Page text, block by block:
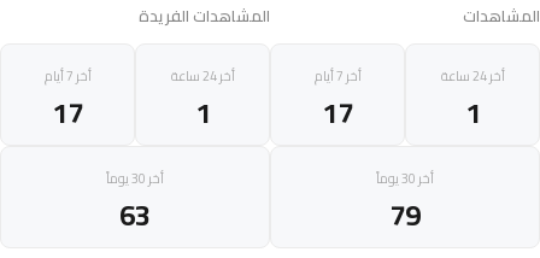
المشاهدات
أخر 24 ساعة
1
أخر 7 أيام
17
أخر 30 يوماً
79
المشاهدات الفريدة
أخر 24 ساعة
1
أخر 7 أيام
17
أخر 30 يوماً
63